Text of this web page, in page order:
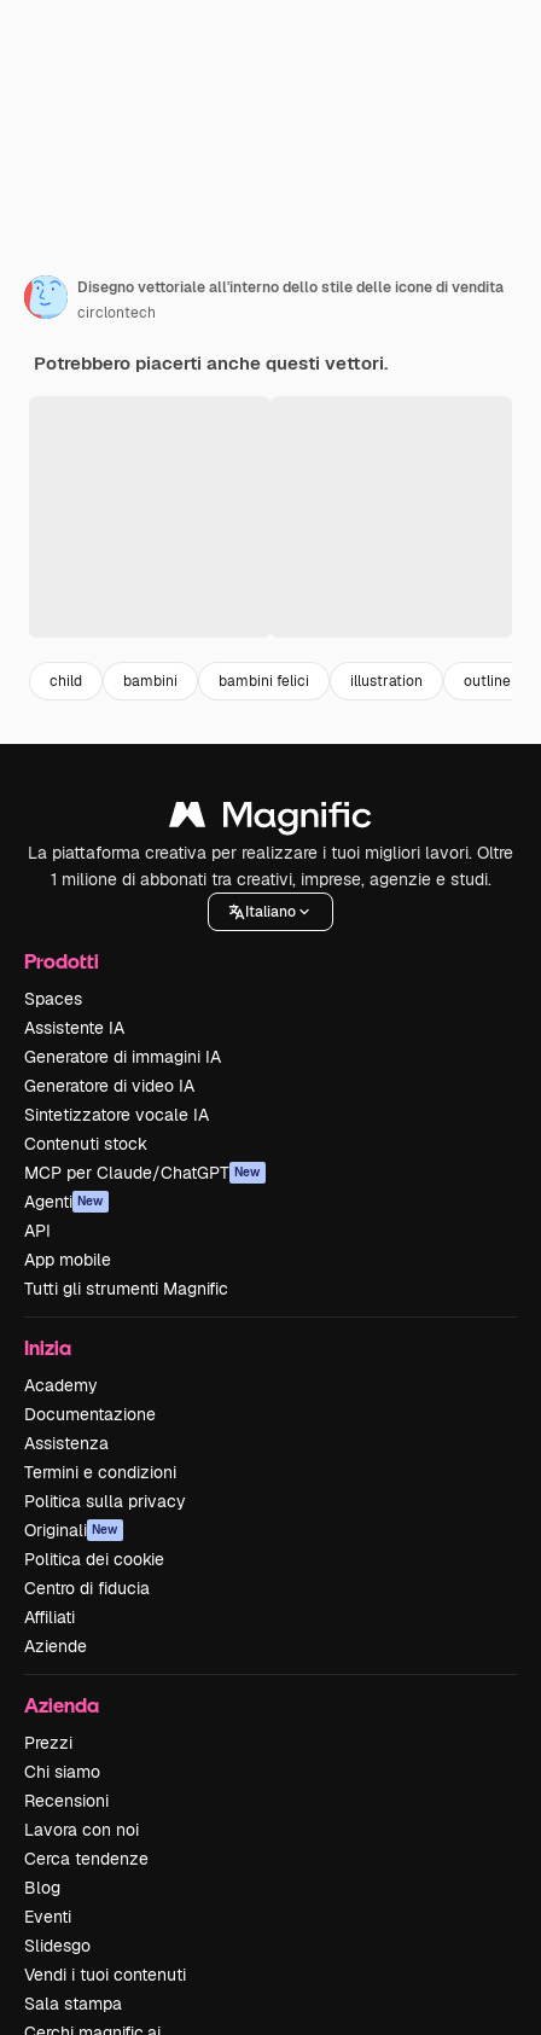
Disegno vettoriale all'interno dello stile delle icone di vendita
circlontech
Potrebbero piacerti anche questi vettori.
child bambini bambini felici illustration outline
La piattaforma creativa per realizzare i tuoi migliori lavori. Oltre
1 milione di abbonati tra creativi, imprese, agenzie e studi.
Italiano
Prodotti
Spaces
Assistente IA
Generatore di immagini IA
Generatore di video IA
Sintetizzatore vocale IA
Contenuti stock
MCP per Claude/ChatGPT New
Agenti New
API
App mobile
Tutti gli strumenti Magnific
Inizia
Academy
Documentazione
Assistenza
Termini e condizioni
Politica sulla privacy
Originali New
Politica dei cookie
Centro di fiducia
Affiliati
Aziende
Azienda
Prezzi
Chi siamo
Recensioni
Lavora con noi
Cerca tendenze
Blog
Eventi
Slidesgo
Vendi i tuoi contenuti
Sala stampa